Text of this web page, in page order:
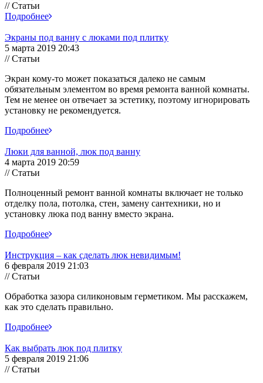
// Статьи
Подробнее
Экраны под ванну с люками под плитку
5 марта 2019 20:43
// Статьи
Экран кому-то может показаться далеко не самым
обязательным элементом во время ремонта ванной комнаты.
Тем не менее он отвечает за эстетику, поэтому игнорировать
установку не рекомендуется.
Подробнее
Люки для ванной, люк под ванну
4 марта 2019 20:59
// Статьи
Полноценный ремонт ванной комнаты включает не только
отделку пола, потолка, стен, замену сантехники, но и
установку люка под ванну вместо экрана.
Подробнее
Инструкция – как сделать люк невидимым!
6 февраля 2019 21:03
// Статьи
Обработка зазора силиконовым герметиком. Мы расскажем,
как это сделать правильно.
Подробнее
Как выбрать люк под плитку
5 февраля 2019 21:06
// Статьи